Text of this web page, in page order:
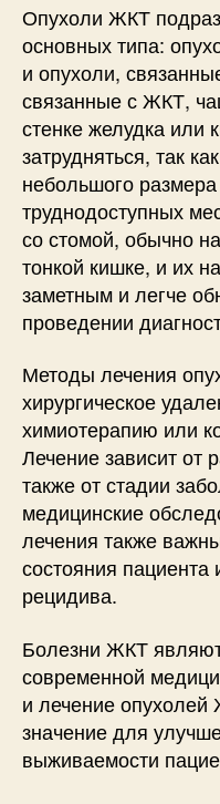
Опухоли ЖКТ
основных типа:
и опухоли,
связанные с ЖКТ,
стенке желудка или
затрудняться, так
небольшого
труднодоступных
со стомой, обычно
тонкой кишке, и их
заметным и легче
проведении
Методы лечения
хирургическое
химиотерапию или
Лечение зависит от
также от стадии
медицинские
лечения также
состояния
рецидива.
Болезни ЖКТ
современной
и лечение
значение для
выживаемости